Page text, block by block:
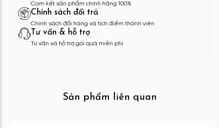
Cam kết sản phẩm chính hãng 100%
Chính sách đổi trả
Chính sách đổi hàng và tích điểm thành viên
Tư vấn & hỗ trợ
Tư vấn và hỗ trợ gói quà miễn phí
Sản phẩm liên quan